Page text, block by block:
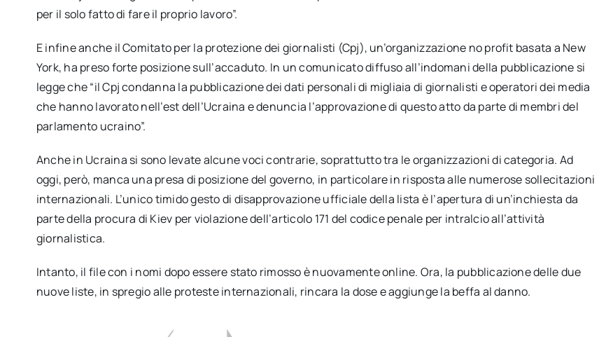
per il solo fatto di fare il proprio lavoro”.
E infine anche il Comitato per la protezione dei giornalisti (Cpj), un’organizzazione no profit basata a New
York, ha preso forte posizione sull’accaduto. In un comunicato diffuso all’indomani della pubblicazione si
legge che “il Cpj condanna la pubblicazione dei dati personali di migliaia di giornalisti e operatori dei media
che hanno lavorato nell’est dell’Ucraina e denuncia l’approvazione di questo atto da parte di membri del
parlamento ucraino”.
Anche in Ucraina si sono levate alcune voci contrarie, soprattutto tra le organizzazioni di categoria. Ad
oggi, però, manca una presa di posizione del governo, in particolare in risposta alle numerose sollecitazioni
internazionali. L’unico timido gesto di disapprovazione ufficiale della lista è l’apertura di un’inchiesta da
parte della procura di Kiev per violazione dell’articolo 171 del codice penale per intralcio all’attività
giornalistica.
Intanto, il file con i nomi dopo essere stato rimosso è nuovamente online. Ora, la pubblicazione delle due
nuove liste, in spregio alle proteste internazionali, rincara la dose e aggiunge la beffa al danno.